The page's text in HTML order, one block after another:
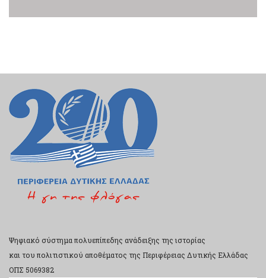
Ψηφιακό σύστημα πολυεπίπεδης ανάδειξης της ιστορίας
και του πολιτιστικού αποθέματος της Περιφέρειας Δυτικής Ελλάδας
ΟΠΣ 5069382